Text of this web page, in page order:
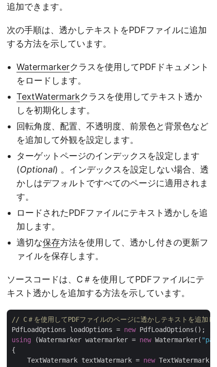
追加できます。
次の手順は、透かしテキストをPDFファイルに追加
する方法を示しています。
Watermarkerクラスを使用してPDFドキュメント
をロードします。
TextWatermarkクラスを使用してテキスト透か
しを初期化します。
回転角度、配置、不透明度、前景色と背景色など
を追加して外観を設定します。
ターゲットページのインデックスを設定します
(Optional) 。インデックスを設定しない場合、透
かしはデフォルトですべてのページに適用されま
す。
ロードされたPDFファイルにテキスト透かしを追
加します。
適切な保存方法を使用して、透かし付きの更新フ
ァイルを保存します。
ソースコードは、C＃を使用してPDFファイルにテ
キスト透かしを追加する方法を示しています。
// C＃を使用してPDFファイルのページに透かしテキストを追加し
PdfLoadOptions loadOptions = new
using (Watermarker watermarker = new Watermarker(
{
    TextWatermark textWatermark =
new TextWatermark(